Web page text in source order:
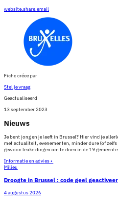
website.share.email
Fiche créee par
Stel je vraag
Geactualiseerd
13 september 2023
Nieuws
Je bent jong en je leeft in Brussel? Hier vind je
met actualiteit, evenementen, minder dure (of
gewoon leuke dingen om te doen in de 19
Informatie en advies •
Milieu
Droogte in Brussel : code geel
4 augustus 2026